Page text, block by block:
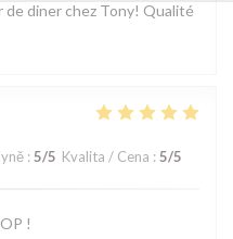
diner chez Tony! Qualité
: 5/5 Kvalita / Cena : 5/5
!